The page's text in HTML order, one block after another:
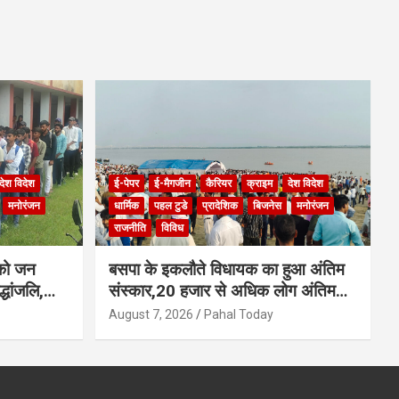
देश विदेश
मनोरंजन
जन
ई-पेपर ई-मैगजीन कैरियर क्राइम
देश विदेश
धार्मिक
पहल टुडे प्रादेशिक बिजनेस
मनोरंजन
राजनीति
विविध
बसपा के इकलौते विधायक का हुआ अंतिम
संस्कार,20 हजार से अधिक लोग अंतिम
यात्रा में हुए शामिल
August 7, 2026 Pahal Today